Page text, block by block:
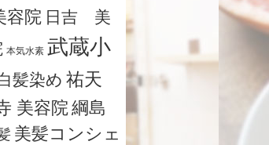
院 日吉 美
本気水素 武蔵小
髪染め 祐天
美容院綱島
美髪コンシェ